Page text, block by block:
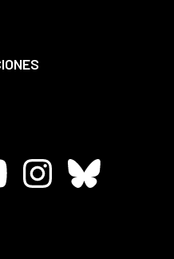
InstagramBluesky